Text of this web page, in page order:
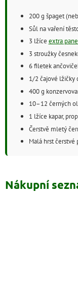
200 g špaget
Sůl na vaření
3 lžíce extra
3 stroužky
6 filetek
1/2 čajové
400 g
10–12 černých
1 lžíce kapar,
Čerstvě mletý
Malá hrst
Nákupní